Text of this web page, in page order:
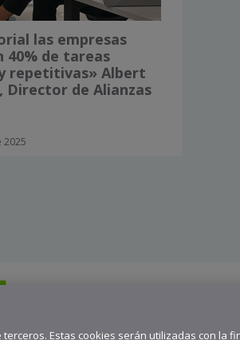
las empresas
40% de tareas
repetitivas» Albert
Director de Alianzas
2025
Estas cookies serán utilizadas con la